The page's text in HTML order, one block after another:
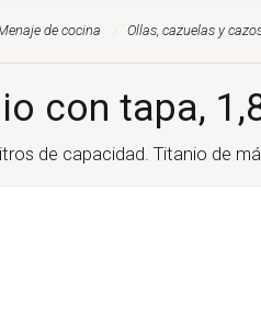
de cocina Ollas, cazuelas y
con tapa,
de capacidad. Titanio de